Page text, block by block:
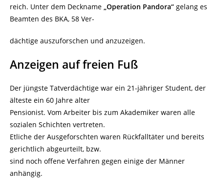
reich. Unter dem Deckname „Operation Pandora“ gelang es
Beamten des BKA, 58 Ver-
dächtige auszuforschen und anzuzeigen.
Anzeigen auf freien Fuß
Der jüngste Tatverdächtige war ein 21-jähriger Student, der
älteste ein 60 Jahre alter
Pensionist. Vom Arbeiter bis zum Akademiker waren alle
sozialen Schichten vertreten.
Etliche der Ausgeforschten waren Rückfalltäter und bereits
gerichtlich abgeurteilt, bzw.
sind noch offene Verfahren gegen einige der Männer
anhängig.